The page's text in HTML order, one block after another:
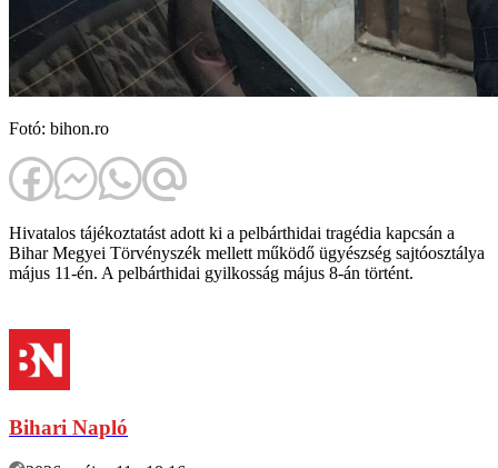
Fotó: bihon.ro
Hivatalos tájékoztatást adott ki a pelbárthidai tragédia kapcsán a
Bihar Megyei Törvényszék mellett működő ügyészség sajtóosztálya
május 11-én. A pelbárthidai gyilkosság május 8-án történt.
Bihari Napló